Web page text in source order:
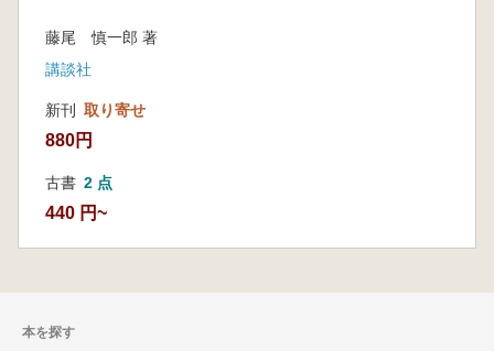
藤尾 慎一郎 著
講談社
新刊 取り寄せ
880円
古書 2 点
440 円~
本を探す